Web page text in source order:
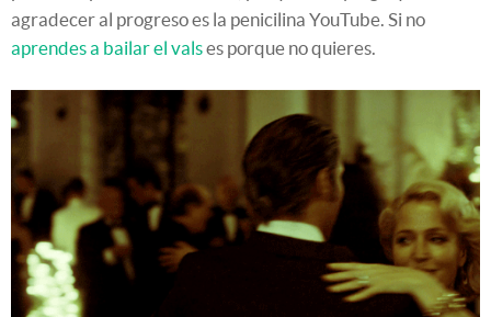
agradecer al progreso es la penicilina YouTube. Si no
aprendes a bailar el valses porque no quieres.